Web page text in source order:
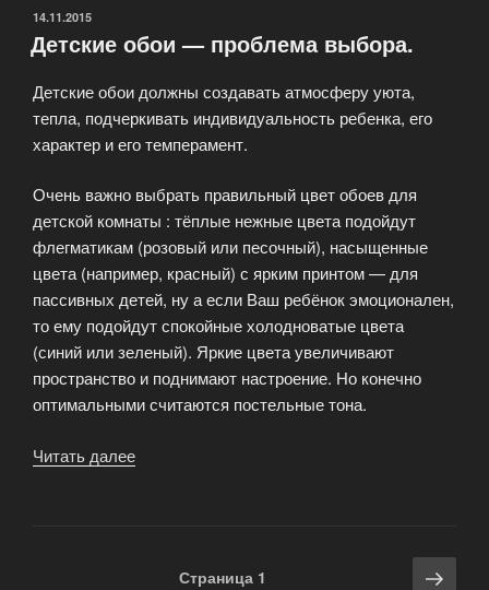
ОПУБЛИКОВАНО
14.11.2015
Детские обои — проблема выбора.
Детские обои должны создавать атмосферу уюта,
тепла, подчеркивать индивидуальность ребенка, его
характер и его темперамент.
Очень важно выбрать правильный цвет обоев для
детской комнаты : тёплые нежные цвета подойдут
флегматикам (розовый или песочный), насыщенные
цвета (например, красный) с ярким принтом — для
пассивных детей, ну а если Ваш ребёнок эмоционален,
то ему подойдут спокойные холодноватые цвета
(синий или зеленый). Яркие цвета увеличивают
пространство и поднимают настроение. Но конечно
оптимальными считаются постельные тона.
Читать далее
Страница 1